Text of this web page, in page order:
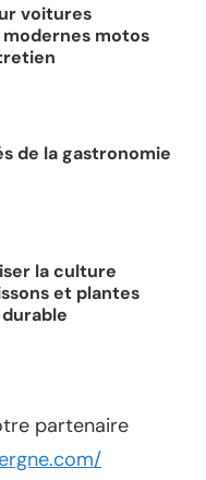
voitures
motos
de la gastronomie
la culture
et plantes
partenaire